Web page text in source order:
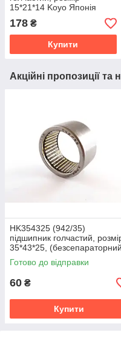
15*21*14 Koyo Японія
178 ₴
Купити
Акційні пропозиції та
HK354325 (942/35)
підшипник голчастий,
35*43*25,
ГОСТ
Готово до відправки
60 ₴
Купити